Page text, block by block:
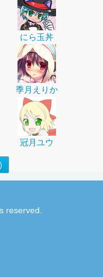
にら玉丼
季月えりか
冠月ユウ
reserved.